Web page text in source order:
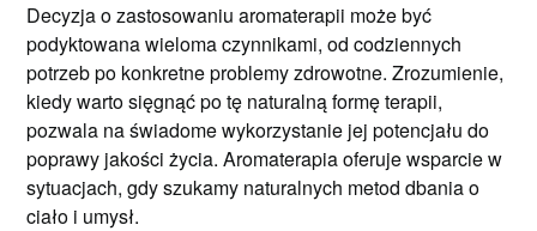
Decyzja o zastosowaniu aromaterapii może być
podyktowana wieloma czynnikami, od codziennych
potrzeb po konkretne problemy zdrowotne. Zrozumienie,
kiedy warto sięgnąć po tę naturalną formę terapii,
pozwala na świadome wykorzystanie jej potencjału do
poprawy jakości życia. Aromaterapia oferuje wsparcie w
sytuacjach, gdy szukamy naturalnych metod dbania o
ciało i umysł.